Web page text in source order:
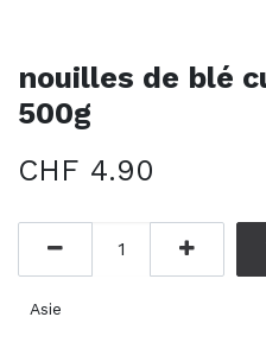
nouilles de blé
500g
CHF 4.90
Asie